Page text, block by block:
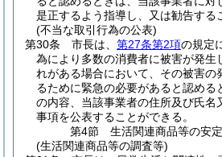
是正するよう指導し、又は勧告する
(不当な取引行為の公表)
第30条
市長は、 第27条第2項の規定
為により多数の消費者に被害が発生
れがある場合において、その被害の
るために緊急の必要があると認める
の内容、当該事業者の住所及び氏名
事項を公表することができる。
第4節
生活関連商品等の安
(生活関連商品等の調査等)